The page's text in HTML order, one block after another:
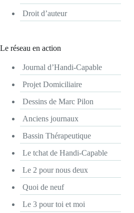
Droit d’auteur
Le réseau en action
Journal d’Handi-Capable
Projet Domiciliaire
Dessins de Marc Pilon
Anciens journaux
Bassin Thérapeutique
Le tchat de Handi-Capable
Le 2 pour nous deux
Quoi de neuf
Le 3 pour toi et moi